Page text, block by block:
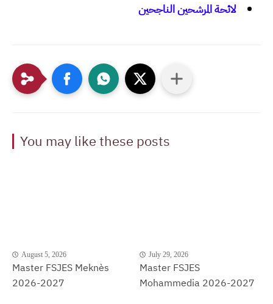
لائحة المرشحين الناجحين
You may like these posts
August 5, 2026
Master FSJES Meknès
2026-2027
July 29, 2026
Master FSJES
Mohammedia 2026-2027